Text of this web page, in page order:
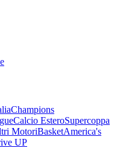
Champions
Calcio EsteroSupercoppa
MotoriBasketAmerica's
UP